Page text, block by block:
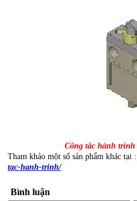
Công tắc hành trình
Tham khảo một số sản phẩm khác tại :
tac-hanh-trinh/
Bình luận